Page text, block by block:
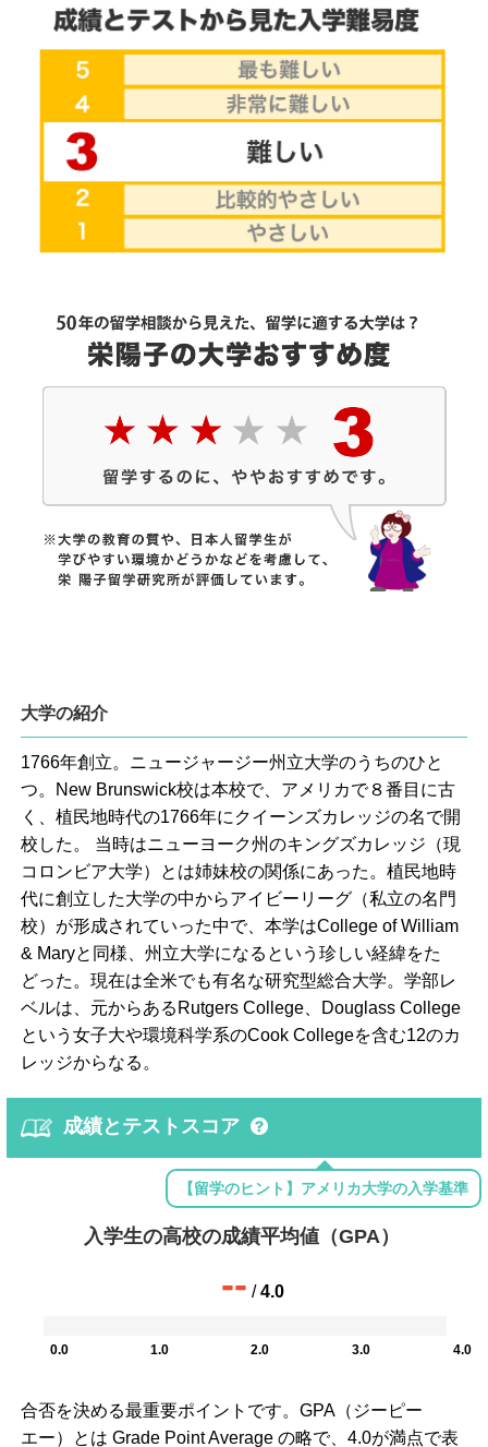
大学の紹介
1766年創立。ニュージャージー州立大学のうちのひと
つ。New Brunswick校は本校で、アメリカで８番目に古
く、植民地時代の1766年にクイーンズカレッジの名で開
校した。 当時はニューヨーク州のキングズカレッジ（現
コロンビア大学）とは姉妹校の関係にあった。植民地時
代に創立した大学の中からアイビーリーグ（私立の名門
校）が形成されていった中で、本学はCollege of William
& Maryと同様、州立大学になるという珍しい経緯をた
どった。現在は全米でも有名な研究型総合大学。学部レ
ベルは、元からあるRutgers College、Douglass College
という女子大や環境科学系のCook Collegeを含む12のカ
レッジからなる。
成績とテストスコア
【留学のヒント】アメリカ大学の入学基準
入学生の高校の成績平均値（GPA）
-- /4.0
0.0 1.0 2.0 3.0 4.0
合否を決める最重要ポイントです。GPA（ジーピー
エー）とは Grade Point Average の略で、4.0が満点で表